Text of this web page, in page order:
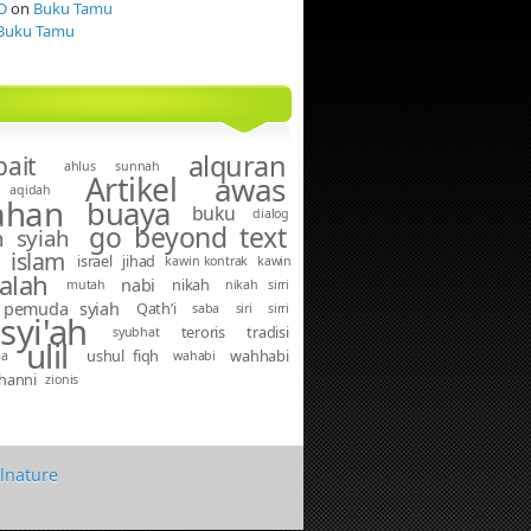
on Buku Tamu
Tamu
ahlus sunnah alquran
aqidah Artikel awas
buaya buku
dialog
syiah go beyond text
islam israel jihad kawin kontrak
kawin
mutah nabi nikah nikah sirri
pemuda syiah Qath’i saba siri sirri
syi'ah syubhat teroris tradisi
ulil ushul fiqh wahabi wahhabi
zionis